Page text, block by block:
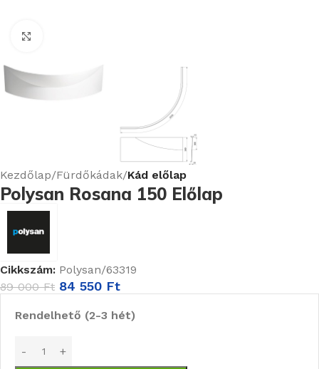
Kezdőlap Fürdőkádak Kád előlap
Polysan Rosana 150 Előlap
Cikkszám: Polysan/63319
89 000Ft 84 550 Ft
Rendelhető (2-3 hét)